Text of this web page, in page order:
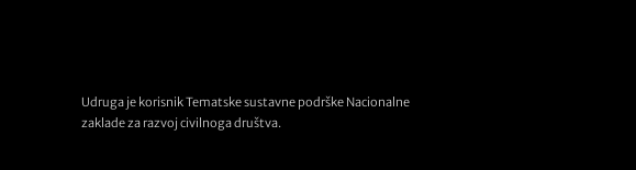
Udruga je korisnik Tematske sustavne podrške Nacionalne
zaklade za razvoj civilnoga društva.